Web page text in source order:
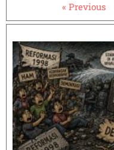
« Previous